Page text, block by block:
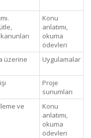
Konu
anlatımı,
okuma
ödevleri
üzerine
Uygulamalar
Proje
sunumları
ve
Konu
anlatımı,
okuma
ödevleri